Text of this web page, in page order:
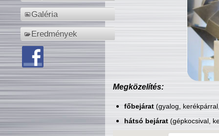
Galéria
Eredmények
Megközelítés:
főbejárat(gyalog,
hátsó bejárat(gépkocsival,